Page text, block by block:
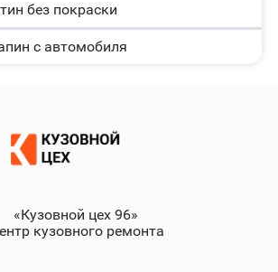
без покраски
с автомобиля
«Кузовной цех 96»
кузовного ремонта